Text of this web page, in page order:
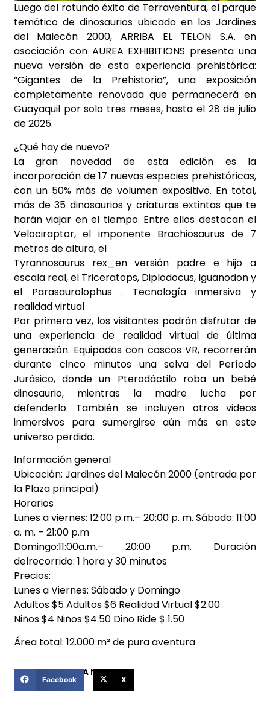
Luego del rotundo éxito de Terraventura, el parque
temático de dinosaurios ubicado en los Jardines
del Malecón 2000, ARRIBA EL TELON S.A. en
asociación con AUREA EXHIBITIONS presenta una
nueva versión de esta experiencia prehistórica:
“Gigantes de la Prehistoria”, una exposición
completamente renovada que permanecerá en
Guayaquil por solo tres meses, hasta el 28 de julio
de 2025.
¿Qué hay de nuevo?
La gran novedad de esta edición es la
incorporación de 17 nuevas especies prehistóricas,
con un 50% más de volumen expositivo. En total,
más de 35 dinosaurios y criaturas extintas que te
harán viajar en el tiempo. Entre ellos destacan el
Velociraptor, el imponente Brachiosaurus de 7
metros de altura, el
Tyrannosaurus rex_en versión padre e hijo a
escala real, el Triceratops, Diplodocus, Iguanodon y
el Parasaurolophus . Tecnología inmersiva y
realidad virtual
Por primera vez, los visitantes podrán disfrutar de
una experiencia de realidad virtual de última
generación. Equipados con cascos VR, recorrerán
durante cinco minutos una selva del Período
Jurásico, donde un Pterodáctilo roba un bebé
dinosaurio, mientras la madre lucha por
defenderlo. También se incluyen otros videos
inmersivos para sumergirse aún más en este
universo perdido.
Información general
Ubicación: Jardines del Malecón 2000 (entrada por
la Plaza principal)
Horarios
Lunes a viernes: 12:00 p.m.– 20:00 p. m. Sábado: 11:00
a. m. – 21:00 p.m
Domingo:11:00a.m.– 20:00 p.m. Duración
delrecorrido: 1 hora y 30 minutos
Precios:
Lunes a Viernes: Sábado y Domingo
Adultos $5 Adultos $6 Realidad Virtual $2.00
Niños $4 Niños $4.50 Dino Ride $ 1.50
Área total: 12.000 m² de pura aventura
COMPARTIR ESTA NOTICIA
Facebook X